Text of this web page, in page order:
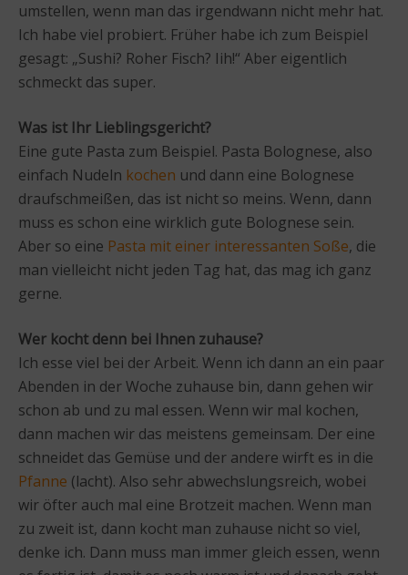
umstellen, wenn man das irgendwann nicht mehr hat.
Ich habe viel probiert. Früher habe ich zum Beispiel
gesagt: „Sushi? Roher Fisch? Iih!“ Aber eigentlich
schmeckt das super.
Was ist Ihr Lieblingsgericht?
Eine gute Pasta zum Beispiel. Pasta Bolognese, also
einfach Nudeln kochen und dann eine Bolognese
draufschmeißen, das ist nicht so meins. Wenn, dann
muss es schon eine wirklich gute Bolognese sein.
Aber so eine Pasta mit einer interessanten Soße, die
man vielleicht nicht jeden Tag hat, das mag ich ganz
gerne.
Wer kocht denn bei Ihnen zuhause?
Ich esse viel bei der Arbeit. Wenn ich dann an ein paar
Abenden in der Woche zuhause bin, dann gehen wir
schon ab und zu mal essen. Wenn wir mal kochen,
dann machen wir das meistens gemeinsam. Der eine
schneidet das Gemüse und der andere wirft es in die
Pfanne (lacht). Also sehr abwechslungsreich, wobei
wir öfter auch mal eine Brotzeit machen. Wenn man
zu zweit ist, dann kocht man zuhause nicht so viel,
denke ich. Dann muss man immer gleich essen, wenn